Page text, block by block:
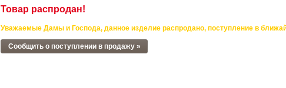
Товар распродан!
Уважаемые Дамы и Господа, данное изделие распродано, поступление в
Сообщить о поступлении в продажу »